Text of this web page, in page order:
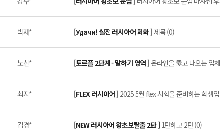
박재* [Удачи! 실전 러시아어 회화 ]제목 (0)
노신* [토르플 2단계 - 말하기 영역 ]온라인을 뚫고 나오는 입
최지* [FLEX 러시아어 ] 2025 5월 flex 시험을 준비하는 학생
김경* [NEW 러시아어 왕초보탈출 2탄 ] 1탄하고 2탄 (0)